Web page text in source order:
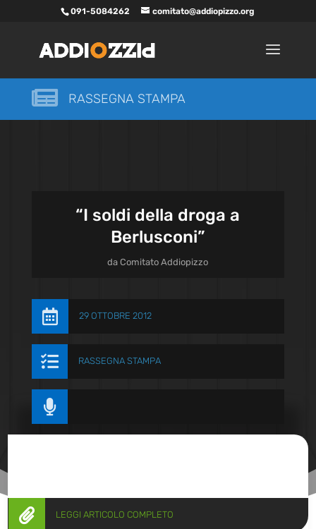
091-5084262 comitato@addiopizzo.org
 RASSEGNA STAMPA
“I soldi della droga a
Berlusconi”
daComitato Addiopizzo
 29 OTTOBRE 2012
 RASSEGNA STAMPA

 LEGGI ARTICOLO COMPLETO